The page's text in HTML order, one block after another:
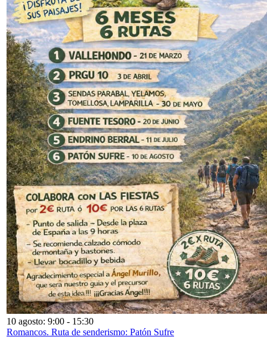
10 agosto: 9:00 - 15:30
Romancos. Ruta de senderismo: Patón Sufre